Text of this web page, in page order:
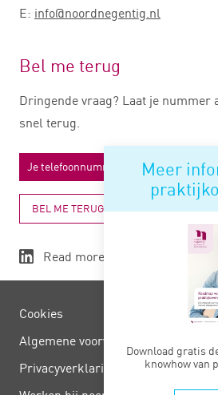
Meer
Download gratis
knowhow van
E: info@noordnegentig.nl
Bel me terug
Dringende vraag? Laat je nummer
snel terug.
BEL ME TERUG
Read more
Cookies
Algemene voorwaarden
Privacy­verklaring